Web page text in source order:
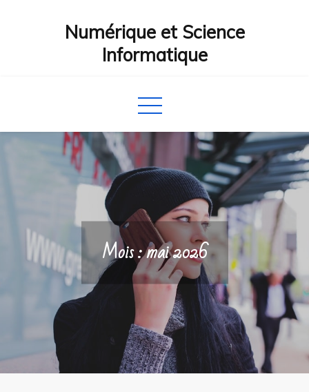
Numérique et Science
Informatique
Mois :mai 2026